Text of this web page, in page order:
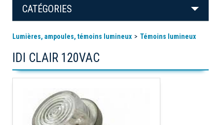
CATÉGORIES
Lumières, ampoules, témoins lumineux Témoins lumineux
IDI CLAIR 120VAC